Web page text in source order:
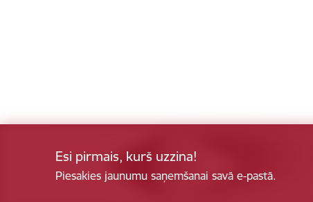
Esi pirmais, kurš uzzina!
Piesakies jaunumu saņemšanai savā e-pastā.